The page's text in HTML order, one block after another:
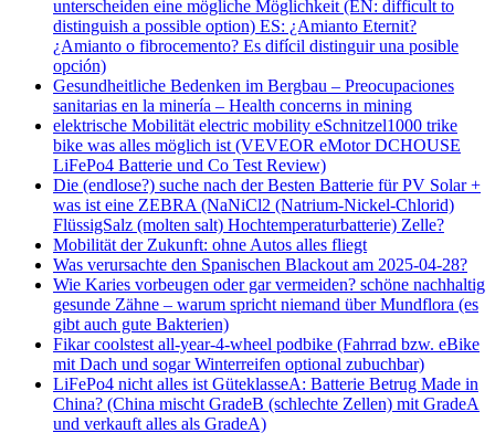
unterscheiden eine mögliche Möglichkeit (EN: difficult to
distinguish a possible option) ES: ¿Amianto Eternit?
¿Amianto o fibrocemento? Es difícil distinguir una posible
opción)
Gesundheitliche Bedenken im Bergbau – Preocupaciones
sanitarias en la minería – Health concerns in mining
elektrische Mobilität electric mobility eSchnitzel1000 trike
bike was alles möglich ist (VEVEOR eMotor DCHOUSE
LiFePo4 Batterie und Co Test Review)
Die (endlose?) suche nach der Besten Batterie für PV Solar +
was ist eine ZEBRA (NaNiCl2 (Natrium-Nickel-Chlorid)
FlüssigSalz (molten salt) Hochtemperaturbatterie) Zelle?
Mobilität der Zukunft: ohne Autos alles fliegt
Was verursachte den Spanischen Blackout am 2025-04-28?
Wie Karies vorbeugen oder gar vermeiden? schöne nachhaltig
gesunde Zähne – warum spricht niemand über Mundflora (es
gibt auch gute Bakterien)
Fikar coolstest all-year-4-wheel podbike (Fahrrad bzw. eBike
mit Dach und sogar Winterreifen optional zubuchbar)
LiFePo4 nicht alles ist GüteklasseA: Batterie Betrug Made in
China? (China mischt GradeB (schlechte Zellen) mit GradeA
und verkauft alles als GradeA)